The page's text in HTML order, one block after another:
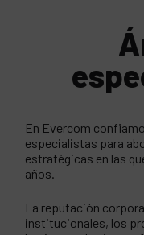
En Evercom
especialistas para
estratégicas en las
años.
La reputación
institucionales, los